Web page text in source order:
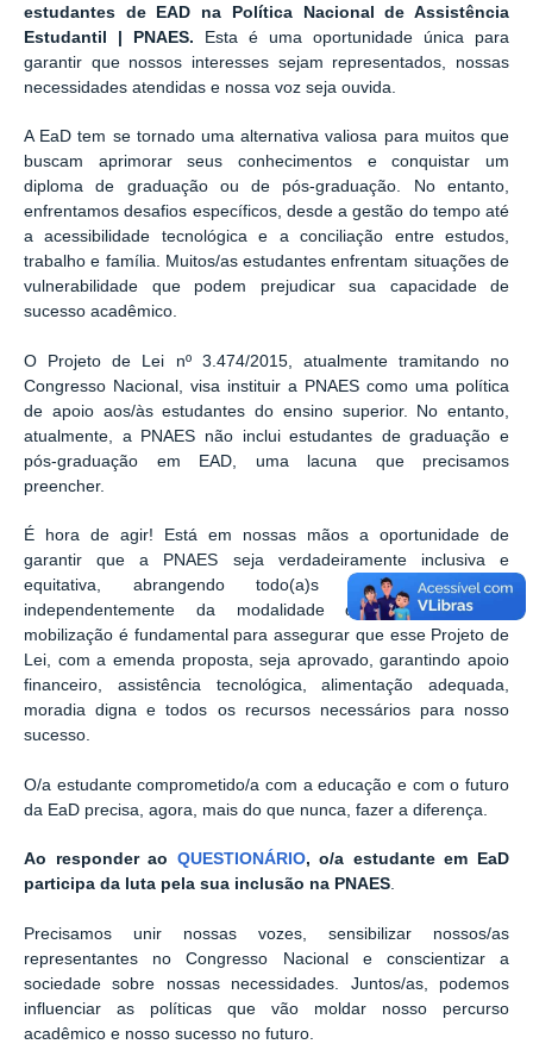
estudantes de EAD na Política Nacional de Assistência
Estudantil | PNAES. Esta é uma oportunidade única para
garantir que nossos interesses sejam representados, nossas
necessidades atendidas e nossa voz seja ouvida.
A EaD tem se tornado uma alternativa valiosa para muitos que
buscam aprimorar seus conhecimentos e conquistar um
diploma de graduação ou de pós-graduação. No entanto,
enfrentamos desafios específicos, desde a gestão do tempo até
a acessibilidade tecnológica e a conciliação entre estudos,
trabalho e família. Muitos/as estudantes enfrentam situações de
vulnerabilidade que podem prejudicar sua capacidade de
sucesso acadêmico.
O Projeto de Lei nº 3.474/2015, atualmente tramitando no
Congresso Nacional, visa instituir a PNAES como uma política
de apoio aos/às estudantes do ensino superior. No entanto,
atualmente, a PNAES não inclui estudantes de graduação e
pós-graduação em EAD, uma lacuna que precisamos
preencher.
É hora de agir! Está em nossas mãos a oportunidade de
garantir que a PNAES seja verdadeiramente inclusiva e
equitativa, abrangendo todo(a)s o(a)s estudantes,
independentemente da modalidade de ensino. Nossa
mobilização é fundamental para assegurar que esse Projeto de
Lei, com a emenda proposta, seja aprovado, garantindo apoio
financeiro, assistência tecnológica, alimentação adequada,
moradia digna e todos os recursos necessários para nosso
sucesso.
O/a estudante comprometido/a com a educação e com o futuro
da EaD precisa, agora, mais do que nunca, fazer a diferença.
Ao responder ao QUESTIONÁRIO, o/a estudante em EaD
participa da luta pela sua inclusão na PNAES.
Precisamos unir nossas vozes, sensibilizar nossos/as
representantes no Congresso Nacional e conscientizar a
sociedade sobre nossas necessidades. Juntos/as, podemos
influenciar as políticas que vão moldar nosso percurso
acadêmico e nosso sucesso no futuro.